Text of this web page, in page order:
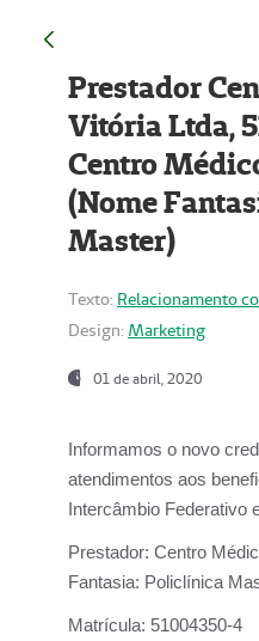
Prestador
Vitória Ltda,
Centro
(Nome
Master)
Texto: Relacionamento
Design: Marketing
01 de abril, 2020
Informamos o novo
atendimentos aos
Intercâmbio Federativo
Prestador: Centro
Fantasia: Policlínica
Matrícula: 51004350-4